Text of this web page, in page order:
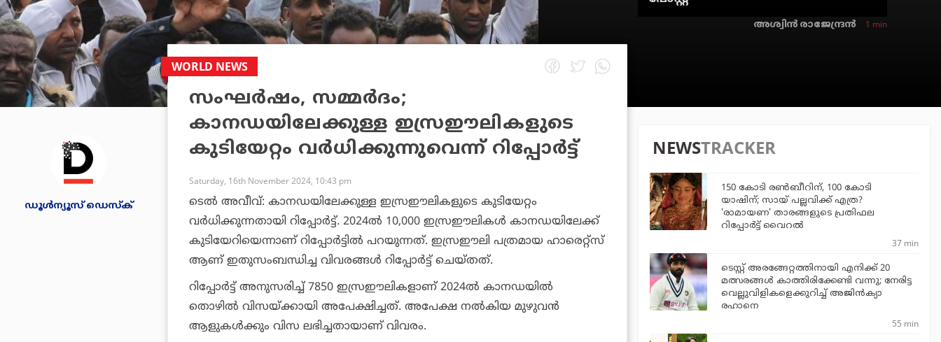
അശ്വിന്‍ രാജേന്ദ്രന്‍ 1 min
ഡൂള്‍ന്യൂസ് ഡെസ്‌ക്
WORLD NEWS
സംഘര്‍ഷം, സമ്മര്‍ദം;
കാനഡയിലേക്കുള്ള ഇസ്രഈലികളുടെ
കുടിയേറ്റം വര്‍ധിക്കുന്നുവെന്ന് റിപ്പോര്‍ട്ട്
Saturday, 16th November 2024, 10:43 pm
ടെല്‍ അവീവ്: കാനഡയിലേക്കുള്ള ഇസ്രഈലികളുടെ കുടിയേറ്റം
വര്‍ധിക്കുന്നതായി റിപ്പോര്‍ട്ട്. 2024ല്‍ 10,000 ഇസ്രഈലികള്‍ കാനഡയിലേക്ക്
കുടിയേറിയെന്നാണ് റിപ്പോര്‍ട്ടില്‍ പറയുന്നത്. ഇസ്രഈലി പത്രമായ ഹാരെറ്റ്‌സ്
ആണ് ഇതുസംബന്ധിച്ച വിവരങ്ങള്‍ റിപ്പോര്‍ട്ട് ചെയ്തത്.
റിപ്പോര്‍ട്ട് അനുസരിച്ച് 7850 ഇസ്രഈലികളാണ് 2024ല്‍ കാനഡയില്‍
തൊഴില്‍ വിസയ്ക്കായി അപേക്ഷിച്ചത്. അപേക്ഷ നല്‍കിയ മുഴുവന്‍
ആളുകള്‍ക്കും വിസ ലഭിച്ചതായാണ് വിവരം.
NEWSTRACKER
150 കോടി രൺബീറിന്, 100 കോടി
യാഷിന്; സായ് പല്ലവിക്ക് എത്ര?
'രാമായണ' താരങ്ങളുടെ പ്രതിഫല
റിപ്പോർട്ട് വൈറൽ
37 min
ടെസ്റ്റ് അരങ്ങേറ്റത്തിനായി എനിക്ക് 20
മത്സരങ്ങള്‍ കാത്തിരിക്കേണ്ടി വന്നു; നേരിട്ട
വെല്ലുവിളികളെക്കുറിച്ച് അജിന്‍ക്യാ
രഹാനെ
55 min